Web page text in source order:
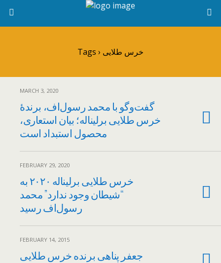
Tags › خرس طلایی
MARCH 3, 2020
گفت‌وگو با محمد رسول‌اف، برندۀ
خرس طلایی برلیناله؛ بیان استعاری،
محصول استبداد است
FEBRUARY 29, 2020
خرس طلایی برلیناله ۲۰۲۰ به
“شیطان وجود ندارد” محمد
رسول‌اف رسید
FEBRUARY 14, 2015
جعفر پناهی برنده خرس طلایی